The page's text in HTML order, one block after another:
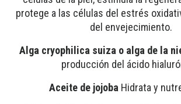
protege a las células del estrés
del envejecimiento.
Alga cryophilica suiza o alga de la
producción del ácido
Aceite de jojoba Hidrata y